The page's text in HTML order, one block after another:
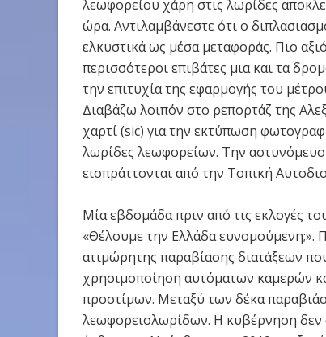
λεωφορείου χάρη στις λωρίδες
ώρα. Αντιλαμβάνεστε ότι ο
ελκυστικά ως μέσα μεταφοράς. Πιο
περισσότεροι επιβάτες μια και τα
την επιτυχία της εφαρμογής του
Διαβάζω λοιπόν στο ρεπορτάζ της
χαρτί (sic) για την εκτύπωση
λωρίδες λεωφορείων. Την
εισπράττονται από την Τοπική
Μία εβδομάδα πριν από τις εκλογές
«Θέλουμε την Ελλάδα ευνομούμενη;».
ατιμώρητης παραβίασης διατάξεων
χρησιμοποίηση αυτόματων καμερών
προστίμων. Μεταξύ των δέκα
λεωφορειολωρίδων. Η κυβέρνηση δεν